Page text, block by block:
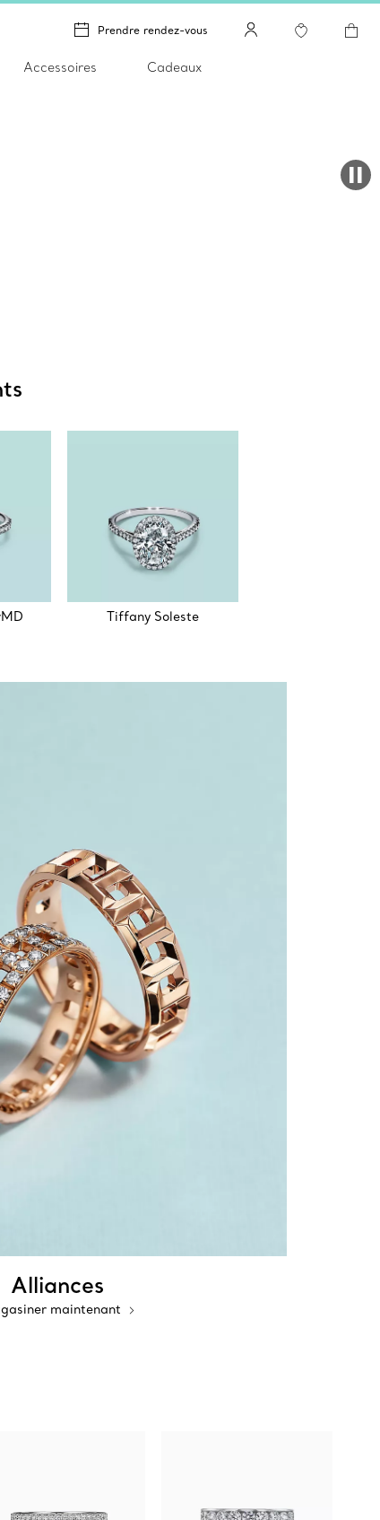
Prendre rendez-vous
Accessoires Cadeaux
Tiffany Soleste
Alliances
maintenant